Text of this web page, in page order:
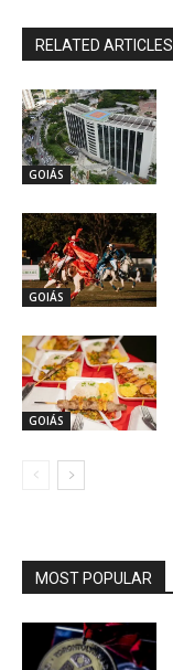
RELATED ARTICLES
GOIÁS
GOIÁS
GOIÁS
MOST POPULAR